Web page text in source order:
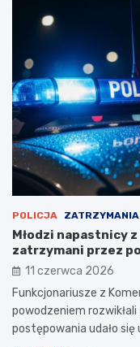
POLICJA ZATRZYMANIA
Młodzi napastnicy
zatrzymani przez
11 czerwca 2026
Funkcjonariusze z
powodzeniem
postępowania udało się